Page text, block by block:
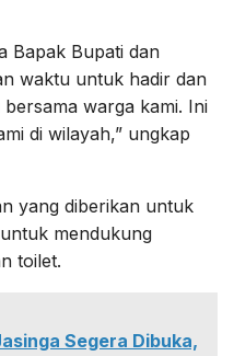
Bapak Bupati dan
waktu untuk hadir dan
warga kami. Ini
di wilayah,” ungkap
yang diberikan untuk
mendukung
toilet.
Segera Dibuka,